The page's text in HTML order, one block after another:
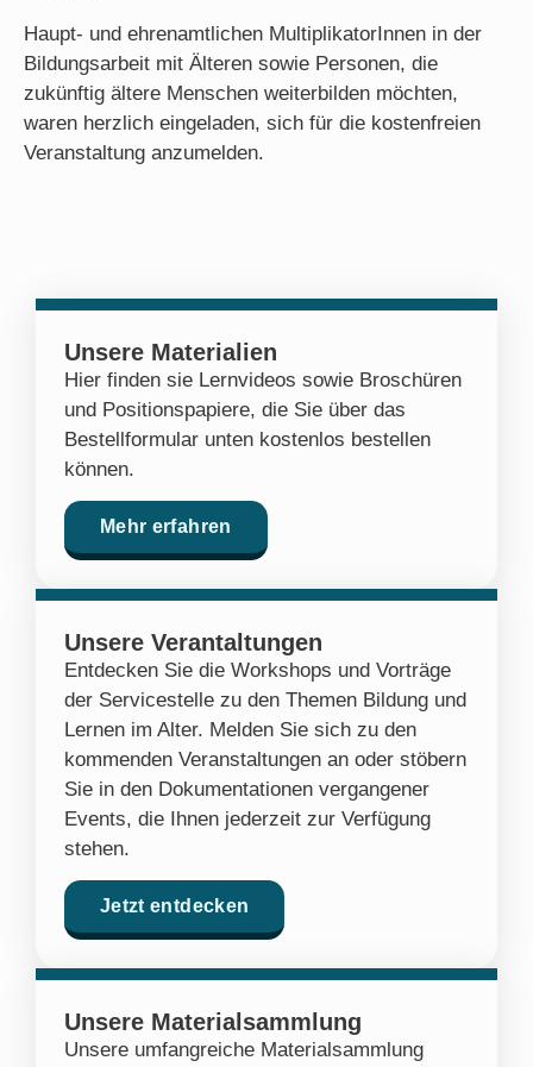
Haupt- und ehrenamtlichen MultiplikatorInnen in der
Bildungsarbeit mit Älteren sowie Personen, die
zukünftig ältere Menschen weiterbilden möchten,
waren herzlich eingeladen, sich für die kostenfreien
Veranstaltung anzumelden.
Unsere Materialien
Hier finden sie Lernvideos sowie Broschüren
und Positionspapiere, die Sie über das
Bestellformular unten kostenlos bestellen
können.
Mehr erfahren
Unsere Verantaltungen
Entdecken Sie die Workshops und Vorträge
der Servicestelle zu den Themen Bildung und
Lernen im Alter. Melden Sie sich zu den
kommenden Veranstaltungen an oder stöbern
Sie in den Dokumentationen vergangener
Events, die Ihnen jederzeit zur Verfügung
stehen.
Jetzt entdecken
Unsere Materialsammlung
Unsere umfangreiche Materialsammlung